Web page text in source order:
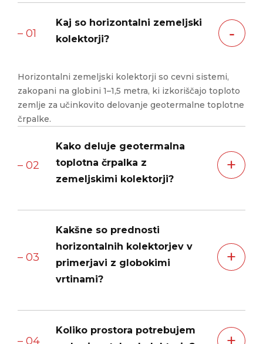
– 01
Kaj so horizontalni zemeljski
kolektorji?
‐
Horizontalni zemeljski kolektorji so cevni sistemi,
zakopani na globini 1–1,5 metra, ki izkoriščajo toploto
zemlje za učinkovito delovanje geotermalne toplotne
črpalke.
– 02
Kako deluje geotermalna
toplotna črpalka z
zemeljskimi kolektorji?
+
zemlje prek kolektorjev, jo s pomočjo hladiva
prenese v sistem ter jo nato uporabi za ogrevanje,
hlajenje in pripravo sanitarne vode.
– 03
Kakšne so prednosti
horizontalnih kolektorjev v
primerjavi z globokimi
vrtinami?
+
zahtevajo dovoljenj za vrtanje in omogočajo hitro in
– 04
Koliko prostora potrebujem